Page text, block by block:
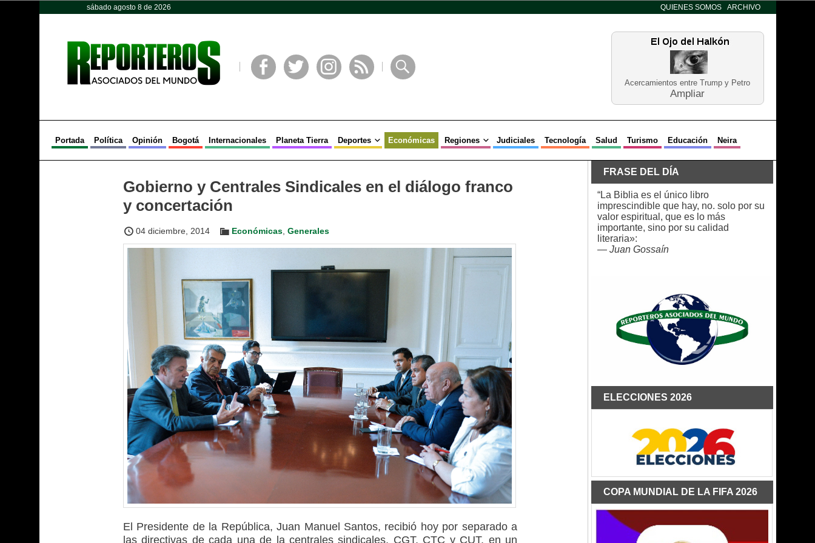
sábado agosto 8 de 2026 QUIENES SOMOS ARCHIVO
Acercamientos entre Trump y Petro
Ampliar
Portada Política Opinión Bogotá Internacionales Planeta Tierra Deportes Económicas Regiones Judiciales Tecnología Salud Turismo Educación Neira
Gobierno y Centrales Sindicales en el diálogo franco
y concertación
04 diciembre, 2014 Económicas Generales
El Presidente de la República, Juan Manuel Santos, recibió hoy por separado a
las directivas de cada una de la centrales sindicales, CGT, CTC y CUT, en un
FRASE DEL DÍA
“La Biblia es el único libro
imprescindible que hay, no. solo por su
valor espiritual, que es lo más
importante, sino por su calidad
literaria»:
— Juan Gossaín
ELECCIONES 2026
COPA MUNDIAL DE LA FIFA 2026
Opinión Política